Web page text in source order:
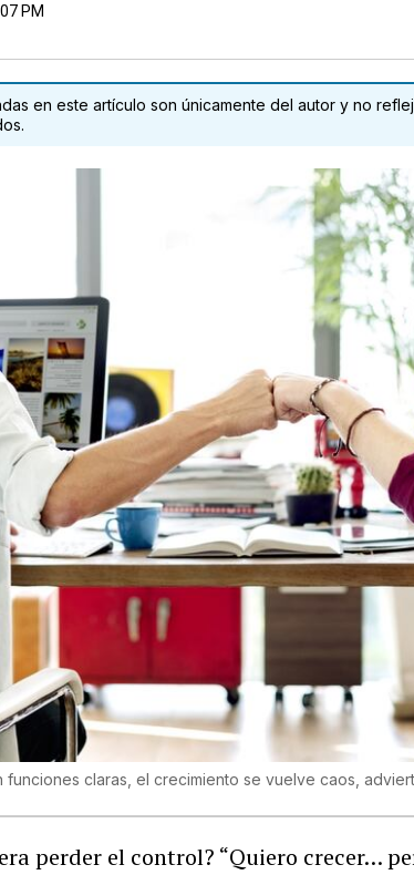
PM
en este artículo son únicamente del autor y no
funciones claras, el crecimiento se vuelve caos,
perder el control? “Quiero crecer…